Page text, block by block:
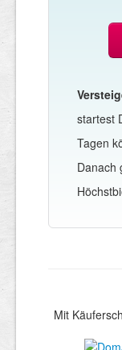
startest
Tagen
Danach
Mit